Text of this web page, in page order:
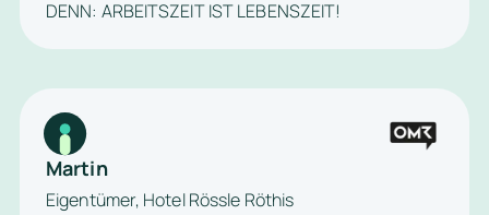
Martin
Eigentümer, Hotel Rössle Röthis